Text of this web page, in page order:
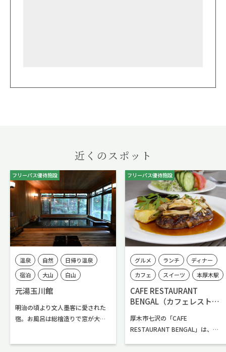
近くのスポット
フリーパス優待施設
温泉 自然
日帰り温泉
宿泊
大山
白山
本厚木駅
七沢・広沢寺温泉エリア
元湯玉川館
明治の頃より文人墨客に愛された
宿。お風呂は総檜造りで窓が大き
フリーパス優待施設
グルメ ランチ
ディナー
カフェ
スイーツ
本厚木駅
愛甲石田駅
伊勢原駅
厚木市内
七沢・広沢寺温泉エリア
CAFE RESTAURANT
BENGAL（カフェレストラ
厚木市七沢の「CAFE
RESTAURANT BENGAL」は、